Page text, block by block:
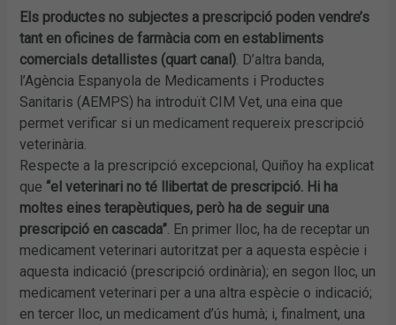
Els productes no subjectes a prescripció poden vendre’s
tant en oficines de farmàcia com en establiments
comercials detallistes (quart canal) . D’altra banda,
l’Agència Espanyola de Medicaments i Productes
Sanitaris (AEMPS) ha introduït CIM Vet, una eina que
permet verificar si un medicament requereix prescripció
veterinària.
Respecte a la prescripció excepcional, Quiñoy ha explicat
que “el veterinari no té llibertat de prescripció. Hi ha
moltes eines terapèutiques, però ha de seguir una
prescripció en cascada” . En primer lloc, ha de receptar un
medicament veterinari autoritzat per a aquesta espècie i
aquesta indicació (prescripció ordinària); en segon lloc, un
medicament veterinari per a una altra espècie o indicació;
en tercer lloc, un medicament d’ús humà; i, finalment, una